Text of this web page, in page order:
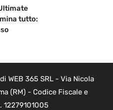
tutto:
WEB 365 SRL - Via Nicola
(RM) - Codice Fiscale e
12279101005